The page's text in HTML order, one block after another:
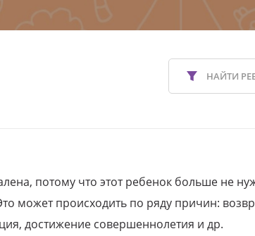
НАЙТИ
потому что этот ребенок больше не
может происходить по ряду причин:
достижение совершеннолетия и др.